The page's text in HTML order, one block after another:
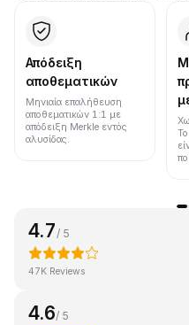
Απόδειξη
αποθεματικών
Μηνιαία επαλήθευση
αποθεματικών 1:1 με
απόδειξη Merkle εντός
αλυσίδας.
4.7 / 5
47K Reviews
4.6/ 5